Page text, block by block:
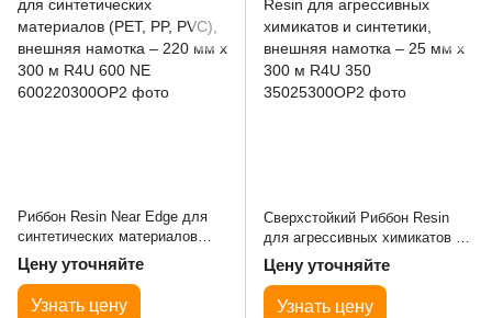
Риббон Resin Near Edge для
синтетических материалов
(PET, PP, PVC), внешняя
намотка – 220 мм x 300 м R4U
600 NE
Цену уточняйте
Узнать цену
Сверхстойкий Риббон Resin
для агрессивных химикатов и
синтетики, внешняя намотка –
25 мм x 300 м R4U 350
Цену уточняйте
Узнать цену